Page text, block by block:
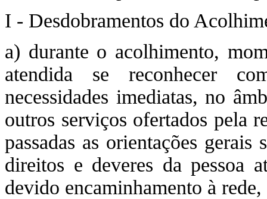
I - Desdobramentos do
a) durante o acolhimento,
atendida se reconhecer
necessidades imediatas, no
outros serviços ofertados pela
passadas as orientações
direitos e deveres da pessoa
devido encaminhamento à rede,